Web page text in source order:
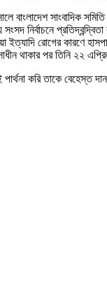
বাংলাদেশ সাংবাদিক
নির্বাচনে
ইত্যাদি রোগের কারণে
থাকার পর তিনি ২২
করি তাকে বেহেস্ত